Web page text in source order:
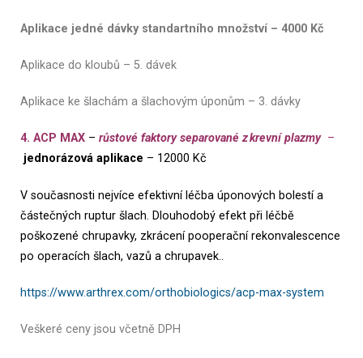
Aplikace jedné dávky standartního množství – 4000 Kč
Aplikace do kloubů – 5. dávek
Aplikace ke šlachám a šlachovým úponům – 3. dávky
4. ACP MAX – růstové faktory separované z krevní plazmy–
jednorázová aplikace – 12000 Kč
V současnosti nejvíce efektivní léčba úponových bolestí a
částečných ruptur šlach. Dlouhodobý efekt při léčbě
poškozené chrupavky, zkrácení pooperační rekonvalescence
po operacích šlach, vazů a chrupavek..
https://www.arthrex.com/orthobiologics/acp-max-system
Veškeré ceny jsou včetně DPH